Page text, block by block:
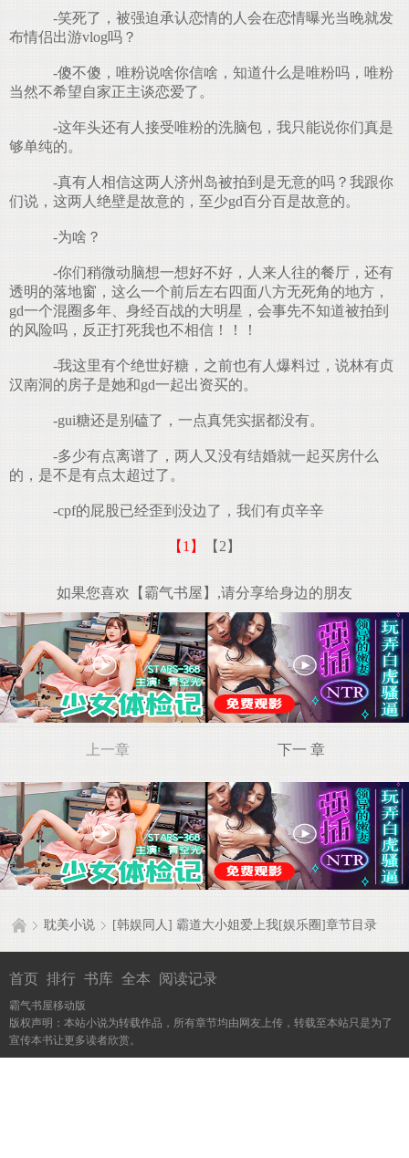
-笑死了，被强迫承认恋情的人会在恋情曝光当晚就发
布情侣出游vlog吗？
-傻不傻，唯粉说啥你信啥，知道什么是唯粉吗，唯粉
当然不希望自家正主谈恋爱了。
-这年头还有人接受唯粉的洗脑包，我只能说你们真是
够单纯的。
-真有人相信这两人济州岛被拍到是无意的吗？我跟你
们说，这两人绝壁是故意的，至少gd百分百是故意的。
-为啥？
-你们稍微动脑想一想好不好，人来人往的餐厅，还有
透明的落地窗，这么一个前后左右四面八方无死角的地方，
gd一个混圈多年、身经百战的大明星，会事先不知道被拍到
的风险吗，反正打死我也不相信！！！
-我这里有个绝世好糖，之前也有人爆料过，说林有贞
汉南洞的房子是她和gd一起出资买的。
-gui糖还是别磕了，一点真凭实据都没有。
-多少有点离谱了，两人又没有结婚就一起买房什么
的，是不是有点太超过了。
-cpf的屁股已经歪到没边了，我们有贞辛辛
【1】 【2】
如果您喜欢【霸气书屋】,请分享给身边的朋友
上一章 下一 章
耽美小说 [韩娱同人] 霸道大小姐爱上我[娱乐圈]章节目录
首页 排行 书库 全本 阅读记录
霸气书屋移动版
版权声明：本站小说为转载作品，所有章节均由网友上传，转载至本站只是为了
宣传本书让更多读者欣赏。